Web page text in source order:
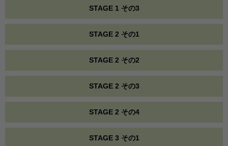
STAGE 1 その3
STAGE 2 その1
STAGE 2 その2
STAGE 2 その3
STAGE 2 その4
STAGE 3 その1